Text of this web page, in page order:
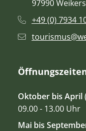
97990
+49 (0) 7934
Oktober bis April
09.00 - 13.00 Uhr
Mai bis